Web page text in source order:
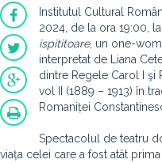
Institutul Cultural
2024, de la ora 19:00,
ispititoare, un one-
interpretat de Liana
dintre Regele Carol I şi
vol II (1889 – 1913) în
Romaniței
Spectacolul de teatru
viața celei care a fost atât